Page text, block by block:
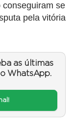
conseguiram se
pela vitória
as últimas
WhatsApp.